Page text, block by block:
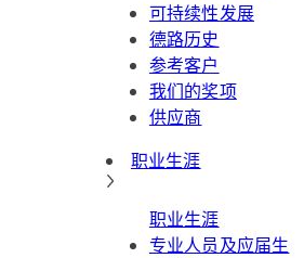
可持续性发展
德路历史
参考客户
我们的奖项
供应商
职业生涯
职业生涯
专业人员及应届生